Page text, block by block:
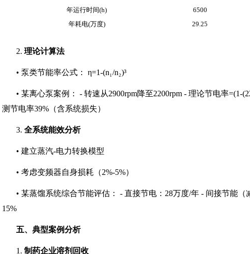
年运行时间(h)
6500
年耗电(万度)
29.25
2. 理论计算法
• 泵类节能率公式： η=1-(n₁/n₂)³
• 某离心泵案例： - 转速从2900rpm降至2200rpm - 理论节电率=(1-
测节电率39%（含系统损失）
3. 全系统能效分析
• 建立蒸汽-电力转换模型
• 考虑变频器自身损耗（2%-5%）
• 某蒸馏系统综合节能评估： - 直接节电：28万度/年 - 间接节能（
15%
五、典型案例分析
1. 制药企业溶剂回收